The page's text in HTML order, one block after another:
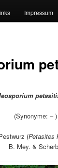
Impressum
(Synonyme: – )
(Petasites
B. Mey. &